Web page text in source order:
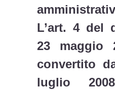
L’art. 4 del
23 maggio
convertito
luglio